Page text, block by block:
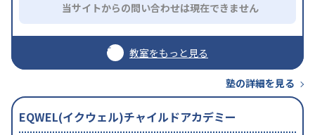
当サイトからの問い合わせは現在できません
教室をもっと見る
塾の詳細を見る
EQWEL(イクウェル)チャイルドアカデミー